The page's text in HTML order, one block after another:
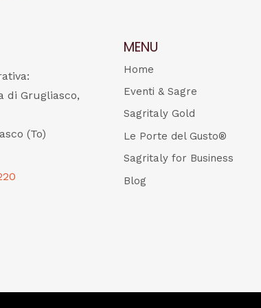
di Grugliasco,
(To)
MENU
Home
Eventi & Sagre
Sagritaly Gold
Le Porte del Gusto®
Sagritaly for Business
Blog